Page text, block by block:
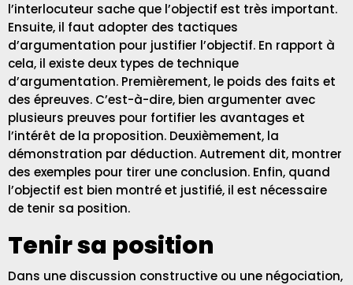
l’interlocuteur sache que l’objectif est très important.
Ensuite, il faut adopter des tactiques
d’argumentation pour justifier l’objectif. En rapport à
cela, il existe deux types de technique
d’argumentation. Premièrement, le poids des faits et
des épreuves. C’est-à-dire, bien argumenter avec
plusieurs preuves pour fortifier les avantages et
l’intérêt de la proposition. Deuxièmement, la
démonstration par déduction. Autrement dit, montrer
des exemples pour tirer une conclusion. Enfin, quand
l’objectif est bien montré et justifié, il est nécessaire
de tenir sa position.
Tenir sa position
Dans une discussion constructive ou une négociation,